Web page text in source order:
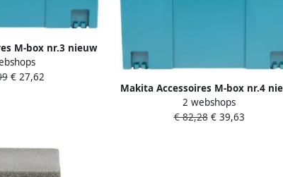
M-box nr.3 nieuw
821551-8_actie
€ 27,62
Makita Accessoires M-box nr.4
model (P-02397) 821552-6
2 webshops
€ 82,28€ 39,63